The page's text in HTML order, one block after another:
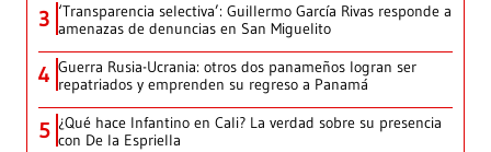
3 ‘Transparencia selectiva’: Guillermo García Rivas responde a
amenazas de denuncias en San Miguelito
4 Guerra Rusia-Ucrania: otros dos panameños logran ser
repatriados y emprenden su regreso a Panamá
5 ¿Qué hace Infantino en Cali? La verdad sobre su presencia
con De la Espriella